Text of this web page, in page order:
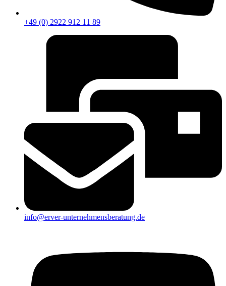
+49 (0) 2922 912 11 89
info@erver-unternehmensberatung.de